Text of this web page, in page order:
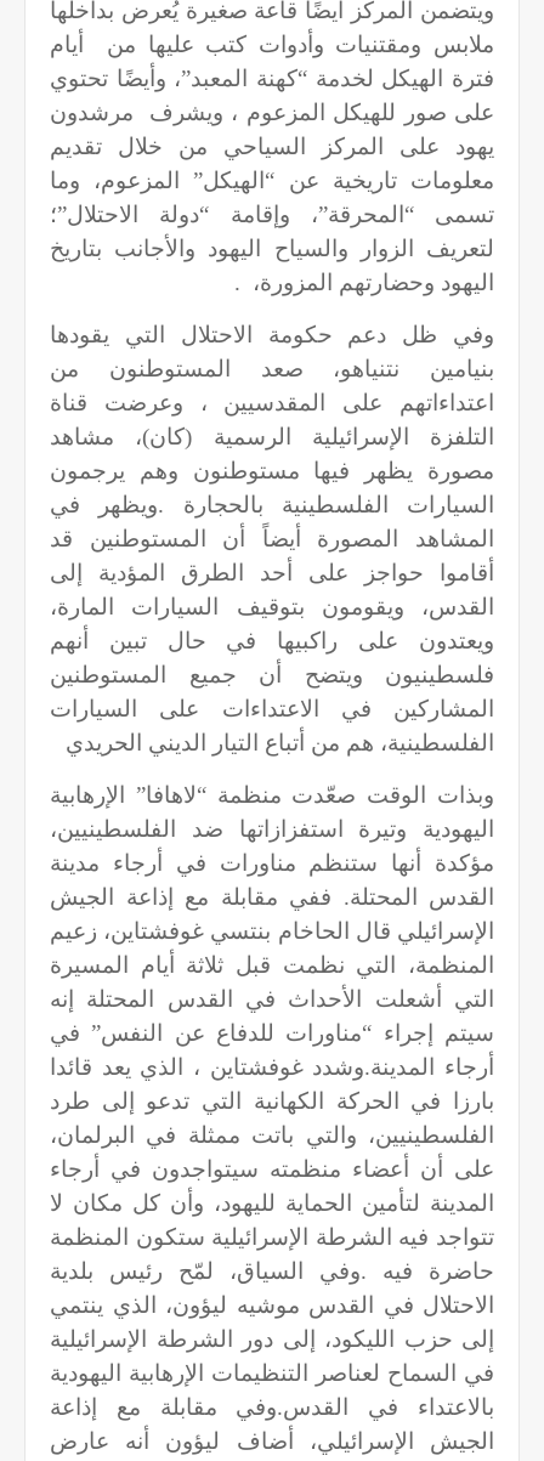
ويتضمن المركز أيضًا قاعة صغيرة يُعرض بداخلها
ملابس ومقتنيات وأدوات كتب عليها من أيام
فترة الهيكل لخدمة “كهنة المعبد”، وأيضًا تحتوي
على صور للهيكل المزعوم ، ويشرف مرشدون
يهود على المركز السياحي من خلال تقديم
معلومات تاريخية عن “الهيكل” المزعوم، وما
تسمى “المحرقة”، وإقامة “دولة الاحتلال”؛
لتعريف الزوار والسياح اليهود والأجانب بتاريخ
اليهود وحضارتهم المزورة، .
وفي ظل دعم حكومة الاحتلال التي يقودها
بنيامين نتنياهو، صعد المستوطنون من
اعتداءاتهم على المقدسيين ، وعرضت قناة
التلفزة الإسرائيلية الرسمية (كان)، مشاهد
مصورة يظهر فيها مستوطنون وهم يرجمون
السيارات الفلسطينية بالحجارة .ويظهر في
المشاهد المصورة أيضاً أن المستوطنين قد
أقاموا حواجز على أحد الطرق المؤدية إلى
القدس، ويقومون بتوقيف السيارات المارة،
ويعتدون على راكبيها في حال تبين أنهم
فلسطينيون ويتضح أن جميع المستوطنين
المشاركين في الاعتداءات على السيارات
الفلسطينية، هم من أتباع التيار الديني الحريدي
وبذات الوقت صعّدت منظمة “لاهافا” الإرهابية
اليهودية وتيرة استفزازاتها ضد الفلسطينيين،
مؤكدة أنها ستنظم مناورات في أرجاء مدينة
القدس المحتلة. ففي مقابلة مع إذاعة الجيش
الإسرائيلي قال الحاخام بنتسي غوفشتاين، زعيم
المنظمة، التي نظمت قبل ثلاثة أيام المسيرة
التي أشعلت الأحداث في القدس المحتلة إنه
سيتم إجراء “مناورات للدفاع عن النفس” في
أرجاء المدينة.وشدد غوفشتاين ، الذي يعد قائدا
بارزا في الحركة الكهانية التي تدعو إلى طرد
الفلسطينيين، والتي باتت ممثلة في البرلمان،
على أن أعضاء منظمته سيتواجدون في أرجاء
المدينة لتأمين الحماية لليهود، وأن كل مكان لا
تتواجد فيه الشرطة الإسرائيلية ستكون المنظمة
حاضرة فيه .وفي السياق، لمّح رئيس بلدية
الاحتلال في القدس موشيه ليؤون، الذي ينتمي
إلى حزب الليكود، إلى دور الشرطة الإسرائيلية
في السماح لعناصر التنظيمات الإرهابية اليهودية
بالاعتداء في القدس.وفي مقابلة مع إذاعة
الجيش الإسرائيلي، أضاف ليؤون أنه عارض